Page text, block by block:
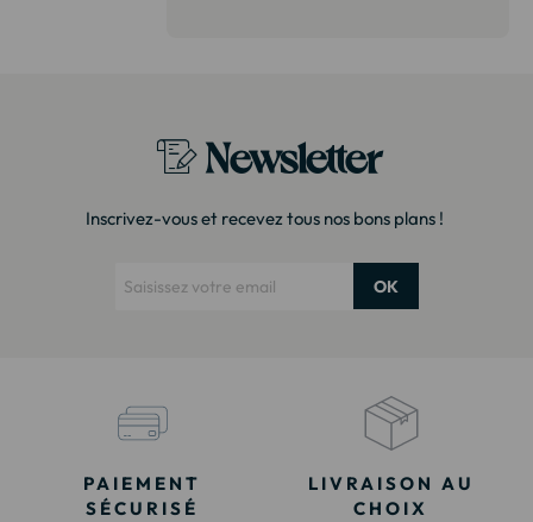
Newsletter
Inscrivez-vous et recevez tous nos bons plans !
OK
PAIEMENT
SÉCURISÉ
LIVRAISON AU
CHOIX